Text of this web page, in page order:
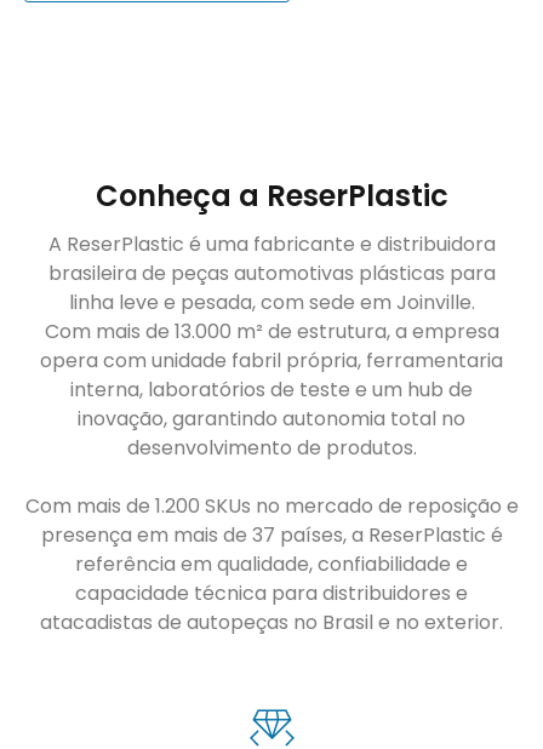
Conheça a ReserPlastic
A ReserPlastic é uma fabricante e distribuidora
brasileira de peças automotivas plásticas para
linha leve e pesada, com sede em Joinville.
Com mais de 13.000 m² de estrutura, a empresa
opera com unidade fabril própria, ferramentaria
interna, laboratórios de teste e um hub de
inovação, garantindo autonomia total no
desenvolvimento de produtos.
Com mais de 1.200 SKUs no mercado de reposição e
presença em mais de 37 países, a ReserPlastic é
referência em qualidade, confiabilidade e
capacidade técnica para distribuidores e
atacadistas de autopeças no Brasil e no exterior.